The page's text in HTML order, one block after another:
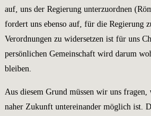
auf, uns der Regierung unterzuordnen
fordert uns ebenso auf, für die Regierung
Verordnungen zu widersetzen ist für uns
persönlichen Gemeinschaft wird darum
bleiben.
Aus diesem Grund müssen wir uns
naher Zukunft untereinander möglich ist.